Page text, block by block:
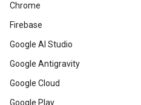
Chrome
Firebase
Google AI Studio
Google Antigravity
Google Cloud
Google Play